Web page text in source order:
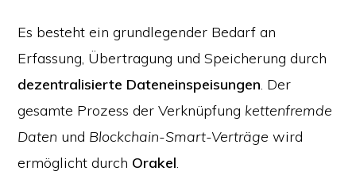
Es besteht ein grundlegender Bedarf an
Erfassung, Übertragung und Speicherung durch
dezentralisierte Dateneinspeisungen. Der
gesamte Prozess der Verknüpfung kettenfremde
Daten und Blockchain-Smart-Verträge wird
ermöglicht durch Orakel.